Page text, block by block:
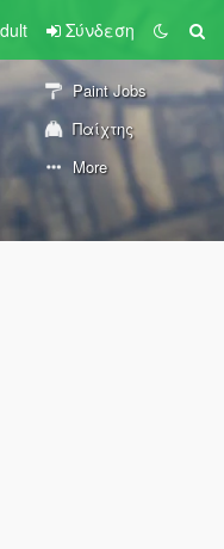
Σύνδεση
Paint Jobs
Παίχτης
More